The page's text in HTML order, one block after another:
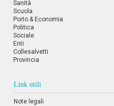
Sanità
Scuola
Porto & Economia
Politica
Sociale
Enti
Collesalvetti
Provincia
Link utili
Note legali